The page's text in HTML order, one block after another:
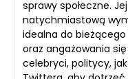
sprawy społeczne.
natychmiastową
idealna do
oraz angażowania
celebryci, politycy,